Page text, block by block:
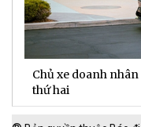
Chủ xe doanh nhân
thứ hai